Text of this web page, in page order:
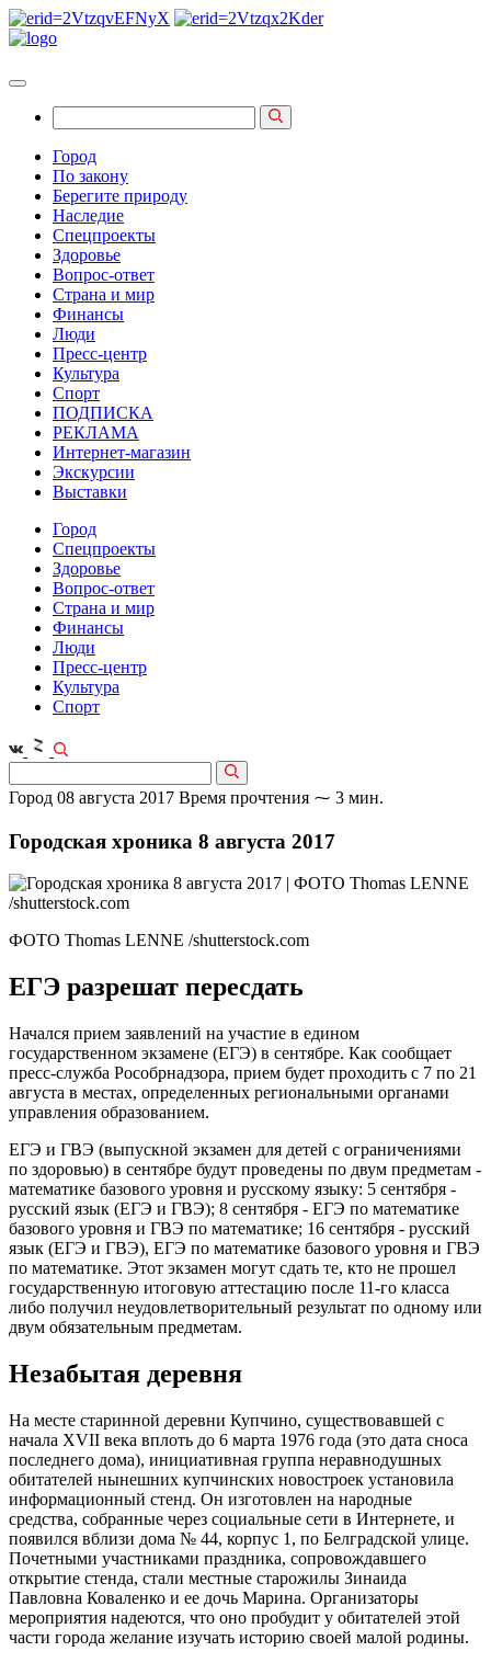
Город
По закону
Берегите природу
Наследие
Спецпроекты
Здоровье
Вопрос-ответ
Страна и мир
Финансы
Люди
Пресс-центр
Культура
Спорт
ПОДПИСКА
РЕКЛАМА
Интернет-магазин
Экскурсии
Выставки
Город
Спецпроекты
Здоровье
Вопрос-ответ
Страна и мир
Финансы
Люди
Пресс-центр
Культура
Спорт
Город 08 августа 2017 Время прочтения ⁓ 3 мин.
Городская хроника 8 августа 2017
ФОТО Thomas LENNE /shutterstock.com
ЕГЭ разрешат пересдать
Начался прием заявлений на участие в едином
государственном экзамене (ЕГЭ) в сентябре. Как сообщает
пресс-служба Рособрнадзора, прием будет проходить с 7 по 21
августа в местах, определенных региональными органами
управления образованием.
ЕГЭ и ГВЭ (выпускной экзамен для детей с ограничениями
по здоровью) в сентябре будут проведены по двум предметам -
математике базового уровня и русскому языку: 5 сентября -
русский язык (ЕГЭ и ГВЭ); 8 сентября - ЕГЭ по математике
базового уровня и ГВЭ по математике; 16 сентября - русский
язык (ЕГЭ и ГВЭ), ЕГЭ по математике базового уровня и ГВЭ
по математике. Этот экзамен могут сдать те, кто не прошел
государственную итоговую аттестацию после 11-го класса
либо получил неудовлетворительный результат по одному или
двум обязательным предметам.
Незабытая деревня
На месте старинной деревни Купчино, существовавшей с
начала XVII века вплоть до 6 марта 1976 года (это дата сноса
последнего дома), инициативная группа неравнодушных
обитателей нынешних купчинских новостроек установила
информационный стенд. Он изготовлен на народные
средства, собранные через социальные сети в Интернете, и
появился вблизи дома № 44, корпус 1, по Белградской улице.
Почетными участниками праздника, сопровождавшего
открытие стенда, стали местные старожилы Зинаида
Павловна Коваленко и ее дочь Марина. Организаторы
мероприятия надеются, что оно пробудит у обитателей этой
части города желание изучать историю своей малой родины.